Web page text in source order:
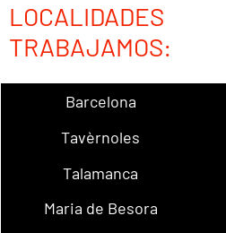
TRABAJAMOS:
Barcelona
Tavèrnoles
Talamanca
Maria de Besora